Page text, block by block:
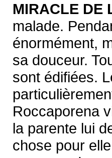
MIRACLE DE
malade.
énormément,
sa douceur.
sont édifiées.
Roccaporena
la parente lui
chose pour